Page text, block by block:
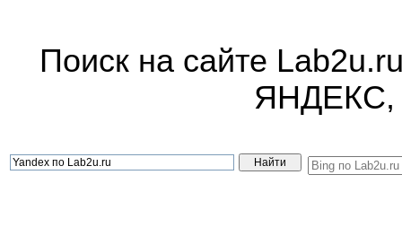
Поиск на сайте
ЯНДЕКС,